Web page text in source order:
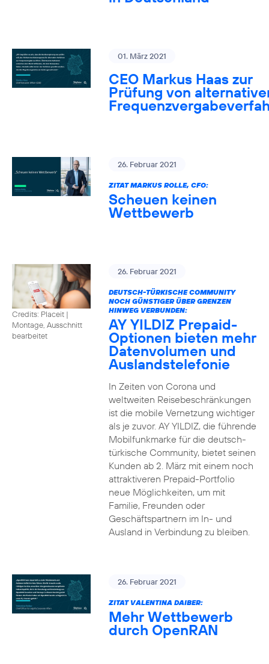
01. März 2021
CEO Markus Haas zur
Prüfung von
26. Februar 2021
ZITAT MARKUS ROLLE, CFO:
Scheuen keinen
Wettbewerb
Credits: Placeit |
Montage, Ausschnitt
bearbeitet
26. Februar 2021
DEUTSCH-TÜRKISCHE COMMUNITY
NOCH GÜNSTIGER ÜBER GRENZEN
HINWEG VERBUNDEN:
AY YILDIZ Prepaid-
Optionen bieten mehr
Datenvolumen und
Auslandstelefonie
In Zeiten von Corona und
weltweiten Reisebeschränkungen
ist die mobile Vernetzung wichtiger
als je zuvor. AY YILDIZ, die führende
Mobilfunkmarke für die deutsch-
türkische Community, bietet seinen
Kunden ab 2. März mit einem noch
attraktiveren Prepaid-Portfolio
neue Möglichkeiten, um mit
Familie, Freunden oder
Geschäftspartnern im In- und
Ausland in Verbindung zu bleiben.
26. Februar 2021
ZITAT VALENTINA DAIBER:
Mehr Wettbewerb
durch OpenRAN